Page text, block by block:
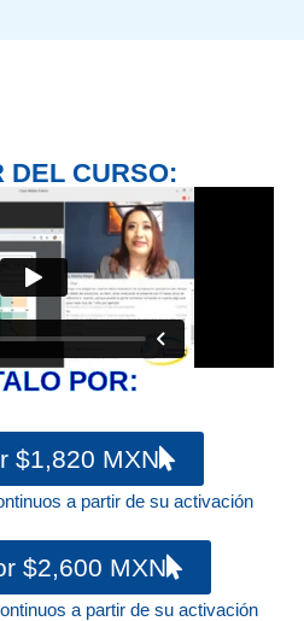
DEL CURSO:
POR:
$1,820 MXN
a partir de su activación
$2,600 MXN
a partir de su activación